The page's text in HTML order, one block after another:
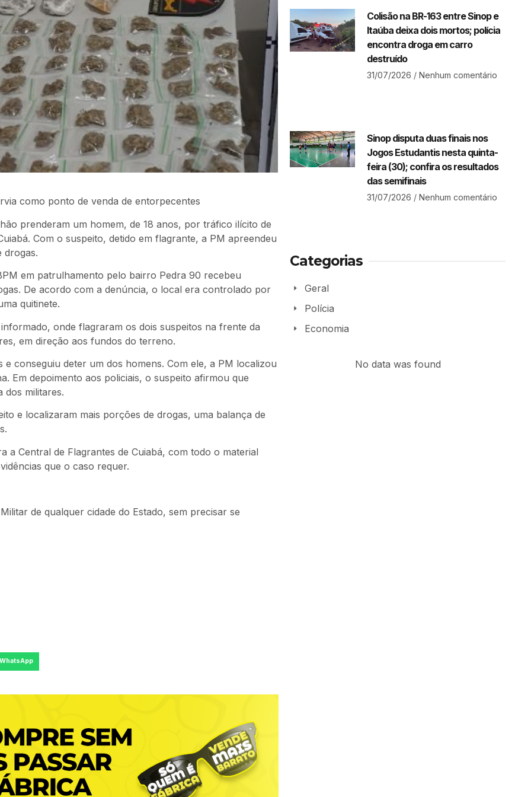
como ponto de venda de entorpecentes
prenderam um homem, de 18 anos, por tráfico ilícito de
Com o suspeito, detido em flagrante, a PM apreendeu
drogas.
em patrulhamento pelo bairro Pedra 90 recebeu
De acordo com a denúncia, o local era controlado por
quitinete.
onde flagraram os dois suspeitos na frente da
em direção aos fundos do terreno.
conseguiu deter um dos homens. Com ele, a PM localizou
Em depoimento aos policiais, o suspeito afirmou que
dos militares.
e localizaram mais porções de drogas, uma balança de
Central de Flagrantes de Cuiabá, com todo o material
que o caso requer.
de qualquer cidade do Estado, sem precisar se
Colisão na BR-163 entre Sinop e
Itaúba deixa dois mortos; polícia
encontra droga em carro
destruído
31/07/2026 Nenhum comentário
Sinop disputa duas finais nos
Jogos Estudantis nesta quinta-
feira (30); confira os resultados
das semifinais
31/07/2026 Nenhum comentário
Categorias
Geral
Polícia
Economia
No data was found